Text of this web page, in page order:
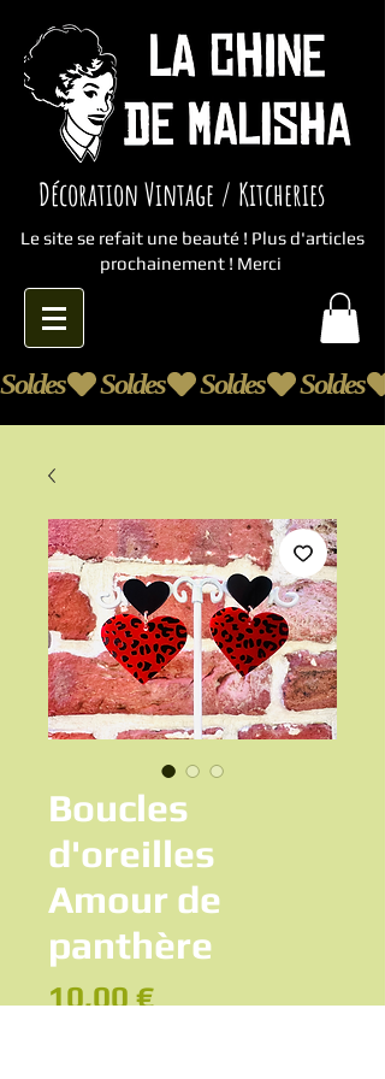
Décoration Vintage / Kitcheries
Le site se refait une beauté ! Plus d'articles
prochainement ! Merci
Soldes
Boucles
d'oreilles
Amour de
panthère
10,00 €Prix